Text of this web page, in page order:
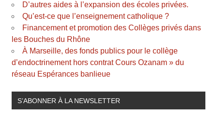
D’autres aides à l’expansion des écoles privées.
Qu’est-ce que l’enseignement catholique ?
Financement et promotion des Collèges privés dans
les Bouches du Rhône
À Marseille, des fonds publics pour le collège
d’endoctrinement hors contrat Cours Ozanam » du
réseau Espérances banlieue
S’ABONNER À LA NEWSLETTER